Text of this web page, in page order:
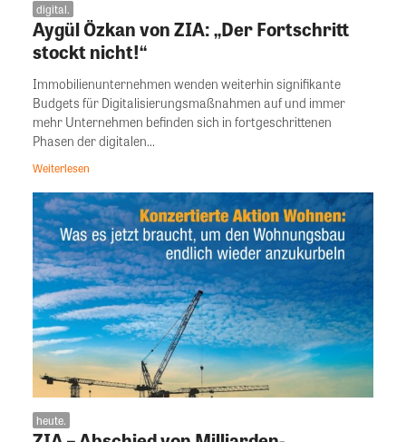
digital.
Aygül Özkan von ZIA: „Der Fortschritt
stockt nicht!“
Immobilienunternehmen wenden weiterhin signifikante
Budgets für Digitalisierungsmaßnahmen auf und immer
mehr Unternehmen befinden sich in fortgeschrittenen
Phasen der digitalen...
Weiterlesen
heute.